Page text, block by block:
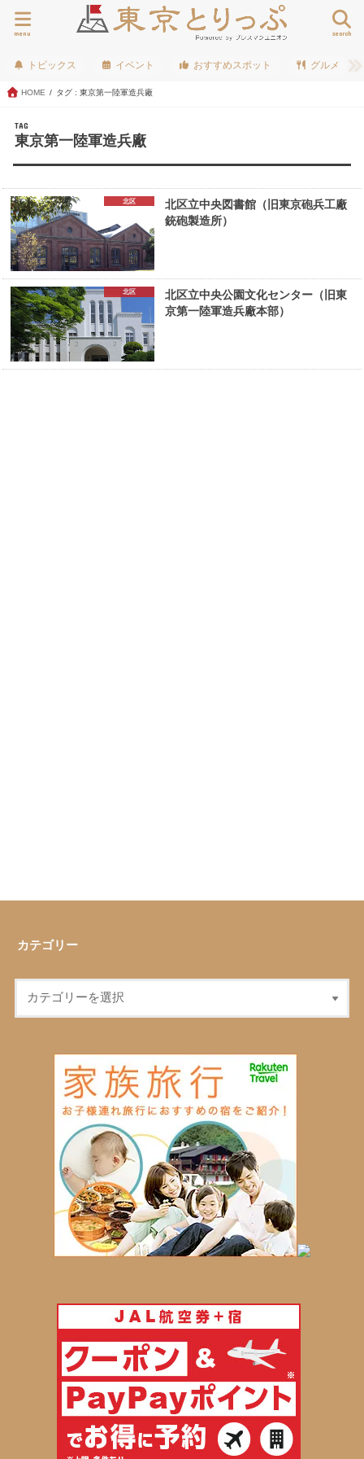
search
menu
トピックス イベント おすすめスポット グルメ
HOME タグ : 東京第一陸軍造兵廠
TAG
東京第一陸軍造兵廠
北区
北区立中央図書館（旧東京砲兵工廠
銃砲製造所）
北区
北区立中央公園文化センター（旧東
京第一陸軍造兵廠本部）
カテゴリー